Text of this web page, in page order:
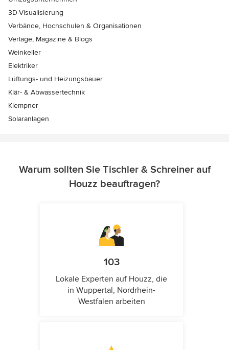
3D-Visualisierung
Verbände, Hochschulen & Organisationen
Verlage, Magazine & Blogs
Weinkeller
Elektriker
Lüftungs- und Heizungsbauer
Klär- & Abwassertechnik
Klempner
Solaranlagen
Warum sollten Sie Tischler & Schreiner auf
Houzz beauftragen?
103
Lokale Experten auf Houzz, die
in Wuppertal, Nordrhein-
Westfalen arbeiten